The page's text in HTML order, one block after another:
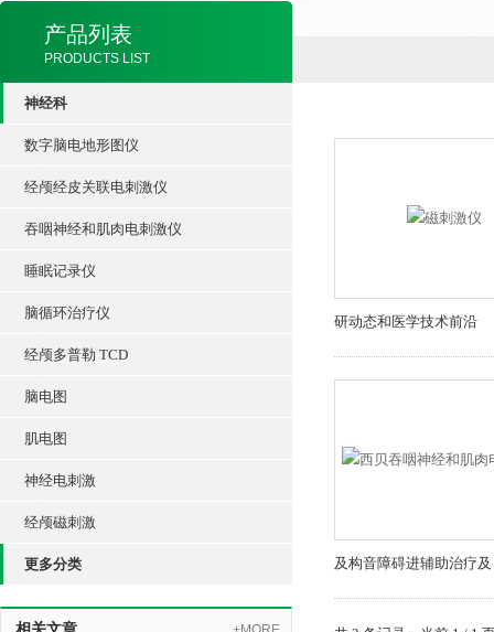
产品列表
PRODUCTS LIST
神经科
数字脑电地形图仪
经颅经皮关联电刺激仪
吞咽神经和肌肉电刺激仪
睡眠记录仪
脑循环治疗仪
经颅多普勒 TCD
脑电图
肌电图
神经电刺激
经颅磁刺激
更多分类
研动态和医学技术前沿
及构音障碍进辅助治疗及